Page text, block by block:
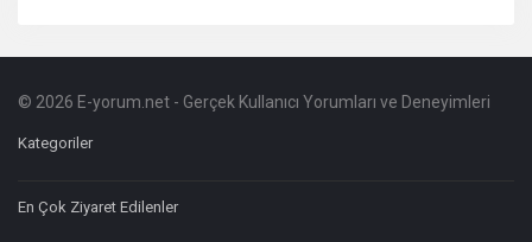
Footer
Hakkında
© 2026 E-yorum.net - Gerçek Kullanıcı Yorumları ve Deneyimleri
Kategoriler
En Çok Ziyaret Edilenler